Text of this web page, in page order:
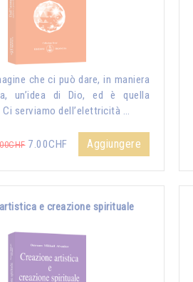
che ci può dare, in maniera
un’idea di Dio, ed è quella
serviamo dell’elettricità …
7.00CHF Aggiungere
e creazione spirituale